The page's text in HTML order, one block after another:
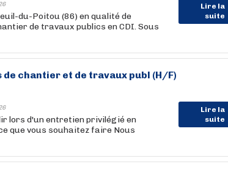
Lire la
suite
du-Poitou (86) en qualité de
de travaux publics en CDI. Sous
de chantier et de travaux publ (H/F)
Lire la
suite
lors d'un entretien privilégié en
que vous souhaitez faire Nous